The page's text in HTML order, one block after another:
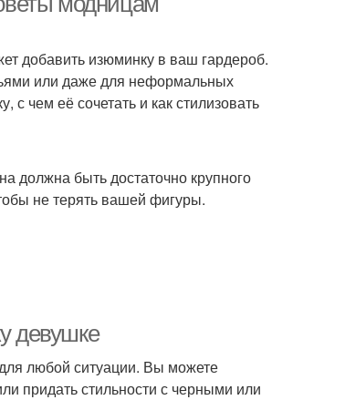
добавить изюминку в ваш гардероб.
или даже для неформальных
чем её сочетать и как стилизовать
должна быть достаточно крупного
не терять вашей фигуры.
девушке
любой ситуации. Вы можете
придать стильности с черными или